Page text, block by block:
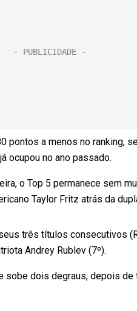
pontos a menos no ranking,
ocupou no ano passado.
o Top 5 permanece sem
Taylor Fritz atrás da
três títulos consecutivos
Andrey Rublev (7º).
sobe dois degraus, depois